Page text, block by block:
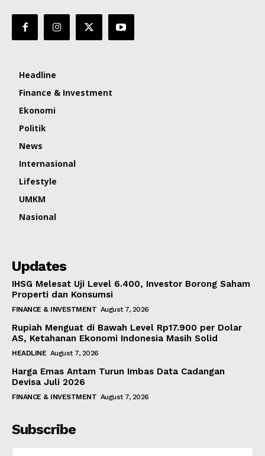
Headline
Finance & Investment
Ekonomi
Politik
News
Internasional
Lifestyle
UMKM
Nasional
Updates
IHSG Melesat Uji Level 6.400, Investor Borong Saham
Properti dan Konsumsi
FINANCE & INVESTMENT August 7, 2026
Rupiah Menguat di Bawah Level Rp17.900 per Dolar
AS, Ketahanan Ekonomi Indonesia Masih Solid
HEADLINE August 7, 2026
Harga Emas Antam Turun Imbas Data Cadangan
Devisa Juli 2026
FINANCE & INVESTMENT August 7, 2026
Subscribe